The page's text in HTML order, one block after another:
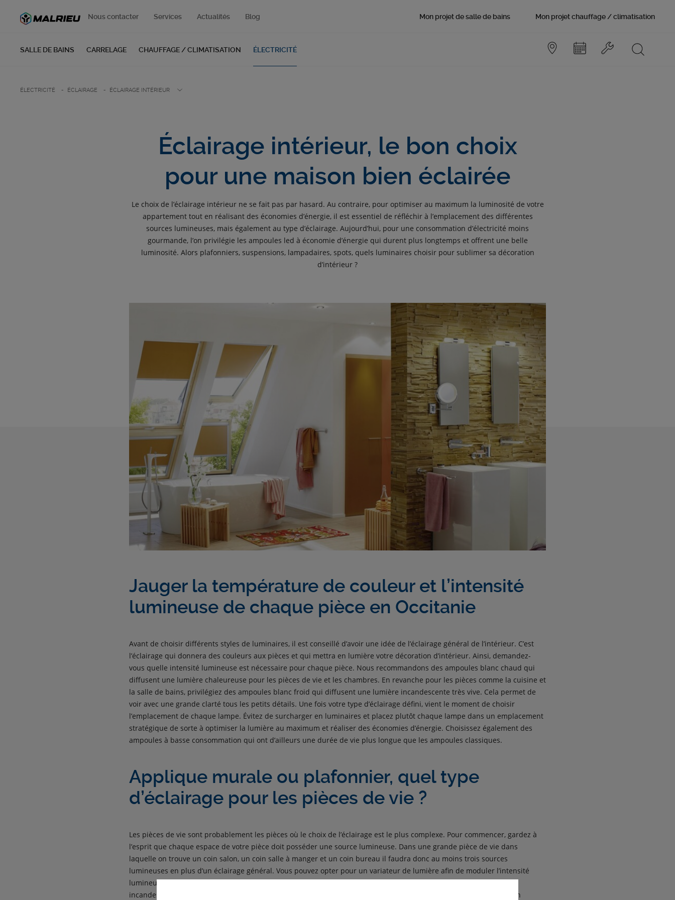
SALLE DE BAINS CARRELAGE CHAUFFAGE / CLIMATISATION ÉLECTRICITÉ
Mon projet de salle de bains Mon projet chauffage / climatisation
Nous contacter Services Actualités Blog
ÉLECTRICITÉ ÉCLAIRAGE ÉCLAIRAGE INTÉRIEUR
Éclairage intérieur, le bon choix
pour une maison bien éclairée
Le choix de l’éclairage intérieur ne se fait pas par hasard. Au contraire, pour optimiser au maximum la luminosité de votre
appartement tout en réalisant des économies d’énergie, il est essentiel de réfléchir à l’emplacement des différentes
sources lumineuses, mais également au type d’éclairage. Aujourd’hui, pour une consommation d’électricité moins
gourmande, l’on privilégie les ampoules led à économie d’énergie qui durent plus longtemps et offrent une belle
luminosité. Alors plafonniers, suspensions, lampadaires, spots, quels luminaires choisir pour sublimer sa décoration
d’intérieur ?
Jauger la température de couleur et l’intensité
lumineuse de chaque pièce en Occitanie
Avant de choisir différents styles de luminaires, il est conseillé d’avoir une idée de l’éclairage général de l’intérieur. C’est
l’éclairage qui donnera des couleurs aux pièces et qui mettra en lumière votre décoration d’intérieur. Ainsi, demandez-
vous quelle intensité lumineuse est nécessaire pour chaque pièce. Nous recommandons des ampoules blanc chaud qui
diffusent une lumière chaleureuse pour les pièces de vie et les chambres. En revanche pour les pièces comme la cuisine et
la salle de bains, privilégiez des ampoules blanc froid qui diffusent une lumière incandescente très vive. Cela permet de
voir avec une grande clarté tous les petits détails. Une fois votre type d’éclairage défini, vient le moment de choisir
l’emplacement de chaque lampe. Évitez de surcharger en luminaires et placez plutôt chaque lampe dans un emplacement
stratégique de sorte à optimiser la lumière au maximum et réaliser des économies d’énergie. Choisissez également des
ampoules à basse consommation qui ont d’ailleurs une durée de vie plus longue que les ampoules classiques.
Applique murale ou plafonnier, quel type
d’éclairage pour les pièces de vie ?
Les pièces de vie sont probablement les pièces où le choix de l’éclairage est le plus complexe. Pour commencer, gardez à
l’esprit que chaque espace de votre pièce doit posséder une source lumineuse. Dans une grande pièce de vie dans
laquelle on trouve un coin salon, un coin salle à manger et un coin bureau il faudra donc au moins trois sources
lumineuses en plus d’un éclairage général. Vous pouvez opter pour un variateur de lumière afin de moduler l’intensité
lumineuse selon vos besoins et vos envies. De manière générale, pour les pièces de vie, évitez les lumières à
incandescence et les éclairages froids. Selon la décoration de la pièce préférerez un lustre ou des suspensions à un